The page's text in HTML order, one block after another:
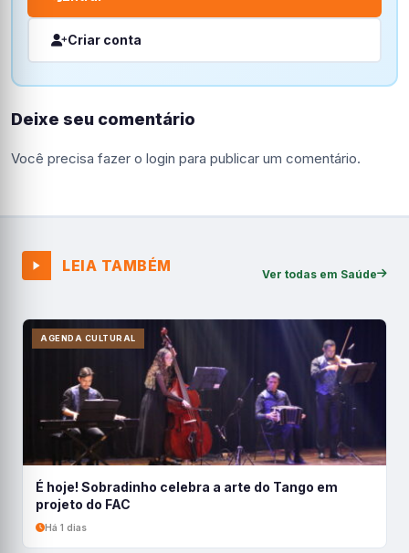
Criar conta
Deixe seu comentário
Você precisa fazer o login para publicar um comentário.
LEIA TAMBÉM Ver todas em Saúde
AGENDA CULTURAL
É hoje! Sobradinho celebra a arte do Tango em
projeto do FAC
Há 1 dias